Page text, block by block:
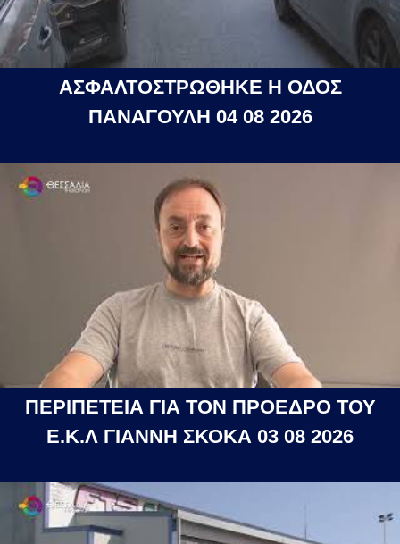
ΑΣΦΑΛΤΟΣΤΡΩΘΗΚΕ Η ΟΔΟΣ
ΠΑΝΑΓΟΥΛΗ 04 08 2026
ΠΕΡΙΠΕΤΕΙΑ ΓΙΑ ΤΟΝ ΠΡΟΕΔΡΟ ΤΟΥ
Ε.Κ.Λ ΓΙΑΝΝΗ ΣΚΟΚΑ 03 08 2026